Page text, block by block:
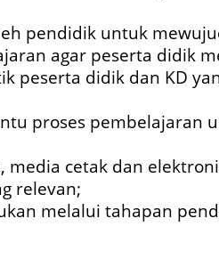
pendidik untuk
agar peserta didik
peserta didik dan KD
proses pembelajaran
cetak dan
relevan;
melalui tahapan